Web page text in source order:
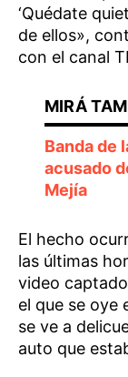
‘Quédate
de ellos»,
con el canal
Banda de
acusado
Mejía
El hecho
las últimas
video
el que se oye
se ve a
auto que